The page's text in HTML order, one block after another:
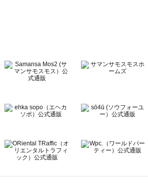
BETTY'S BLUE（べティーズブルー）のトップス一覧
Wpc.（ワールドパーティー）のトップス一覧